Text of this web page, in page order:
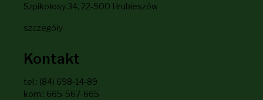
Szpikołosy 34, 22-500 Hrubieszów
szczegóły
Kontakt
tel.: (84) 698-14-89
kom.: 665-567-665